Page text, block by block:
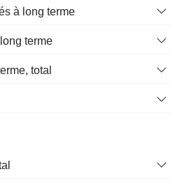
à long terme
terme
total